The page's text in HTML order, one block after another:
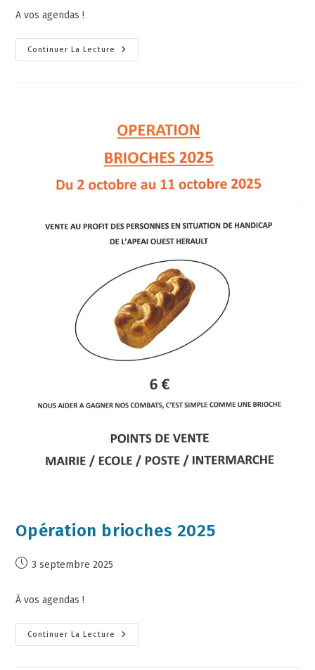
A vos agendas !
Continuer La Lecture
Opération brioches 2025
3 septembre 2025
À vos agendas !
Continuer La Lecture